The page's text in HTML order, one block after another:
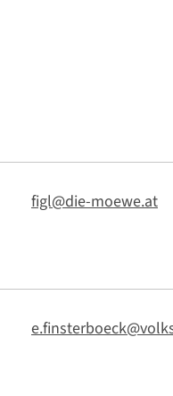
figl@die-moewe.at